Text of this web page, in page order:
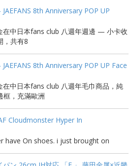
JAEFANS 8th Anniversary POP UP
在中日本fans club 八週年週邊 — 小卡收
，共有8
JAEFANS 8th Anniversary POP UP Face
中日本fans club 八週年毛巾商品，純
框，充滿歐洲
Cloudmonster Hyper In
have On shoes. i just brought on